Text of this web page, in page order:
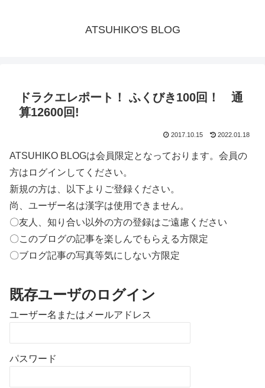
ATSUHIKO'S BLOG
ドラクエレポート！ ふくびき100回！ 通
算12600回!
2017.10.15 2022.01.18
ATSUHIKO BLOGは会員限定となっております。会員の
方はログインしてください。
新規の方は、以下よりご登録ください。
尚、ユーザー名は漢字は使用できません。
〇友人、知り合い以外の方の登録はご遠慮ください
〇このブログの記事を楽しんでもらえる方限定
〇ブログ記事の写真等気にしない方限定
既存ユーザのログイン
ユーザー名またはメールアドレス
パスワード